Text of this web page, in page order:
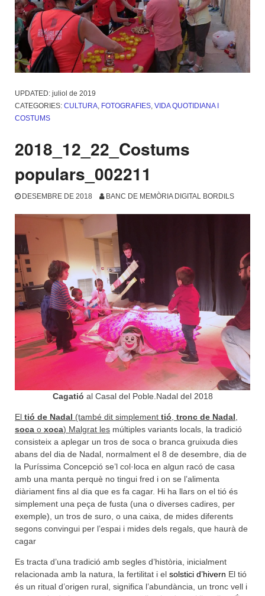
UPDATED: juliol de 2019
CATEGORIES: CULTURA, FOTOGRAFIES, VIDA QUOTIDIANA I
COSTUMS
2018_12_22_Costums
populars_002211
DESEMBRE DE 2018 BANC DE MEMÒRIA DIGITAL BORDILS
Cagatió al Casal del Poble.Nadal del 2018
El tió de Nadal (també dit simplement tió tronc de Nadal
soca o xoca) Malgrat les múltiples variants locals, la tradició
consisteix a aplegar un tros de soca o branca gruixuda dies
abans del dia de Nadal, normalment el 8 de desembre, dia de
la Puríssima Concepció se’l col·loca en algun racó de casa
amb una manta perquè no tingui fred i on se l’alimenta
diàriament fins al dia que es fa cagar. Hi ha llars on el tió és
simplement una peça de fusta (una o diverses cadires, per
exemple), un tros de suro, o una caixa, de mides diferents
segons convingui per l’espai i mides dels regals, que haurà de
cagar
Es tracta d’una tradició amb segles d’història, inicialment
relacionada amb la natura, la fertilitat i el solstici d’hivern El tió
és un ritual d’origen rural, significa l’abundància, un tronc vell i